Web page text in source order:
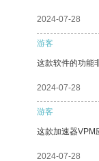
2024-07-28
游客
这款软件的功能
2024-07-28
游客
这款加速器VPM
2024-07-28